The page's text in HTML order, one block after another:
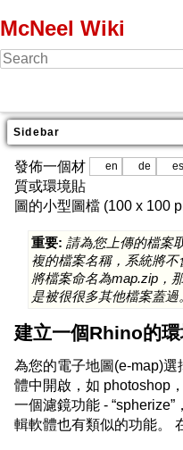
McNeel Wiki
Sidebar
en de es
發佈一個材
質或環境貼
圖的小型圖檔 (100 x 100
重要: 請為您上傳的檔案
複的檔案名稱，系統將
將檔案命名為map.zip，
是被很很多其他檔案蓋
建立一個Rhino的環
為您的電子地圖(e-map)
體中開啟，如 photoshop
一個濾鏡功能 - “spherize”
輯軟體也有類似的功能。